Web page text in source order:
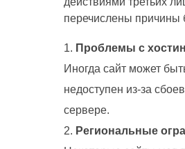
перечислены причины
Проблемы с
Иногда сайт может
недоступен из-за
сервере.
Региональные